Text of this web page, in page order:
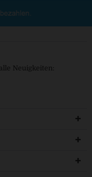
Neuigkeiten: